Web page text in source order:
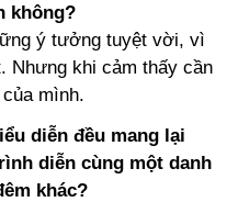
không?
ý tưởng tuyệt vời, vì
Nhưng khi cảm thấy cần
mình.
diễn đều mang lại
diễn cùng một danh
khác?